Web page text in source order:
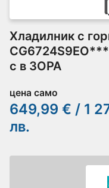
Хладилник с
с в ЗОРА
цена само
649,99 € / 1
лв.